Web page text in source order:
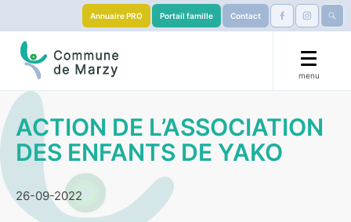
Annuaire PRO Portail famille Contact
Mairie
Démarches
menu
ACTION DE L’ASSOCIATION
DES ENFANTS DE YAKO
26-09-2022